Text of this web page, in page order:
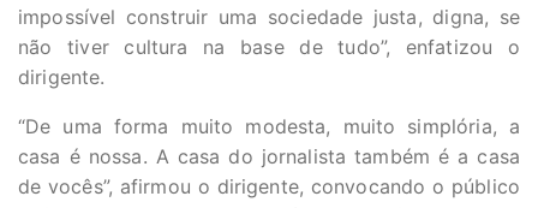
impossível construir uma sociedade justa, digna, se
não tiver cultura na base de tudo”, enfatizou o
dirigente.
“De uma forma muito modesta, muito simplória, a
casa é nossa. A casa do jornalista também é a casa
de vocês”, afirmou o dirigente, convocando o público